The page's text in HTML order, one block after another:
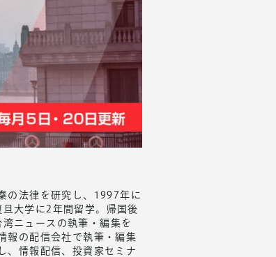
の法律を研究し、1997年に
大学に2年間留学。帰国後
ニュースの執筆・編集を
報の配信会社で執筆・編集
、情報配信、投資家セミナ